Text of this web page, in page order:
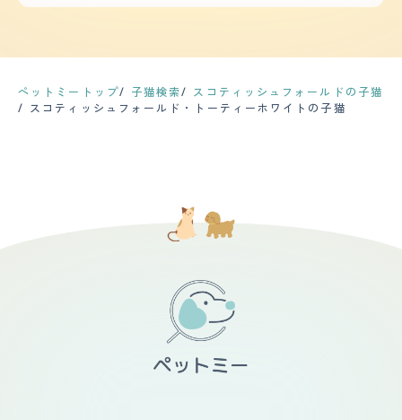
垂れ耳とくりくりの可愛らしいお目目が印象的で、ペット
のたまらないです。 ・長毛種なので抜け毛の時期などは
気にする方はよく考えた方が良いかもしれません。また、
毛のカットやブラッシングも定期的に行ってあげないと、
時にカットしています。爪切りが嫌いな子なので、またた
びで気をそらして、ささっと切るのが我が家流です。
評】 スコティッシュフォールドはとても大柄になると言
われていますが、我が家の猫は3キロですので小柄です。
とても人懐こく愛嬌があります。家に来るお客様がネコ好
布団の中にいつしよに入りますが、夏場は枕元に寝ていま
す。寝ている時でさえも癒されています。先住猫が亡くな
り心にポッカリ穴が空いていた私たち家族のもとにきてく
れたことに感謝しかありません。
【落ち着き】 日向ぼっこをしたり、好きな毛布の上でゆ
接してくれます。日頃から本当にのんびり屋さんで落ち着
はそんなに"しつけ"の訓練は必要ないと思いますが、私が
飼っている猫ちゃんには、トイレトレーニングをしまし
あまりないです。シャンプーは数ヶ月に1回といったとこ
ろです。目ヤニは出てる時に、耳は毎日耳用ウェットシー
ので、なんの心配もなく生活を送っています。 【鳴き
声】 鳴き声はとても可愛く、高い声で鳴きます。その時
によって鳴き方が違うところまた良いですね。｢ニャー｣
だったり｢クゥン｣と甘えてるような鳴き方だったり、嫌
な時に出すような｢ニャ！｣と短めの鳴き方だったりと
ペットミートップ 子猫検索
スコティッシュフォールドの子猫
スコティッシュフォールド・トーティーホワイトの子猫